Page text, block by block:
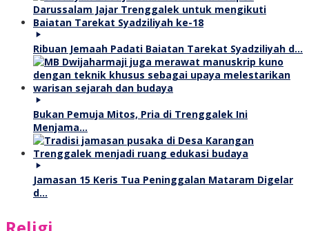
Ribuan Jemaah Padati Baiatan Tarekat Syadziliyah d…
Bukan Pemuja Mitos, Pria di Trenggalek Ini
Menjama…
Jamasan 15 Keris Tua Peninggalan Mataram Digelar
d…